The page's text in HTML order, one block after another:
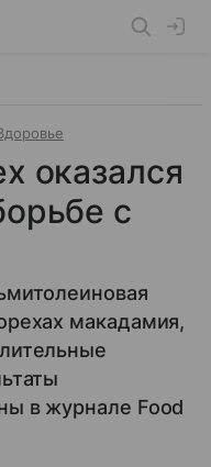
оказался
с
макадамия,
в журнале Food